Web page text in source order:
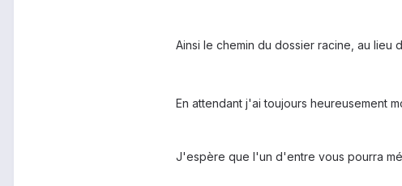
Ainsi le chemin du dossier racine, au
En attendant j'ai toujours heureusement
J'espère que l'un d'entre vous pourra